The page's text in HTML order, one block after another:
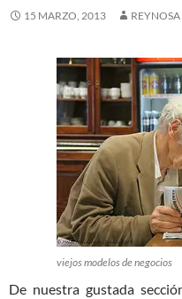
15 MARZO, 2013
viejos modelos de negocios
De nuestra gustada